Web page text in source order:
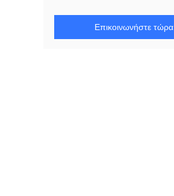
Επικοινωνήστε τώρα